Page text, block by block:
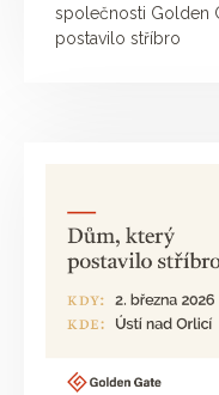
společnosti Golden
postavilo stříbro